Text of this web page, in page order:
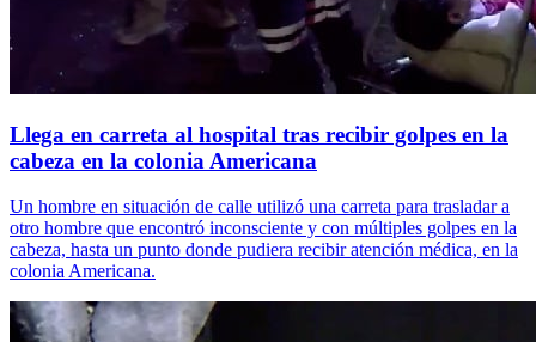
Llega en carreta al hospital tras recibir golpes en la
cabeza en la colonia Americana
Un hombre en situación de calle utilizó una carreta para trasladar a
otro hombre que encontró inconsciente y con múltiples golpes en la
cabeza, hasta un punto donde pudiera recibir atención médica, en la
colonia Americana.